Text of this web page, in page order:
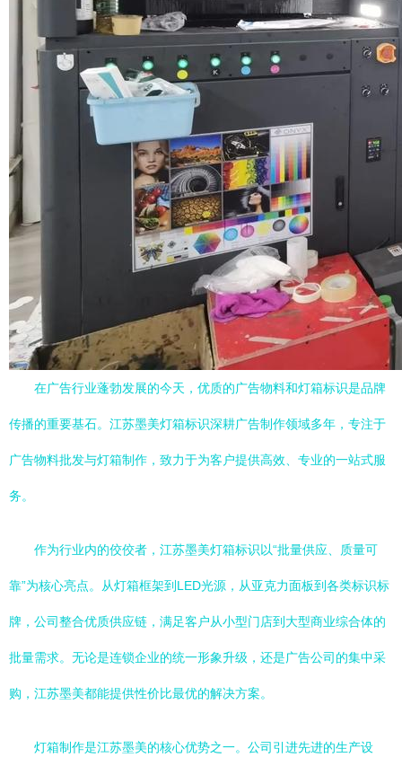
在广告行业蓬勃发展的今天，优质的广告物料和灯箱标识是品牌
传播的重要基石。江苏墨美灯箱标识深耕广告制作领域多年，专注于
广告物料批发与灯箱制作，致力于为客户提供高效、专业的一站式服
务。
作为行业内的佼佼者，江苏墨美灯箱标识以“批量供应、质量可
靠”为核心亮点。从灯箱框架到LED光源，从亚克力面板到各类标识标
牌，公司整合优质供应链，满足客户从小型门店到大型商业综合体的
批量需求。无论是连锁企业的统一形象升级，还是广告公司的集中采
购，江苏墨美都能提供性价比最优的解决方案。
灯箱制作是江苏墨美的核心优势之一。公司引进先进的生产设